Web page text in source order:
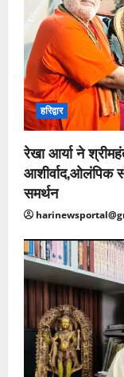
हरिद्वार
रेखा आर्या ने
आशीर्वाद,ओलंपिक
समर्थन